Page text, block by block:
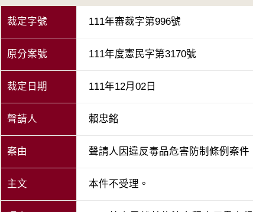
裁定字號 111年審裁字第996號
原分案號 111年度憲民字第3170號
裁定日期 111年12月02日
聲請人 賴忠銘
案由 聲請人因違反毒品危害防制條例案
主文 本件不受理。